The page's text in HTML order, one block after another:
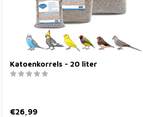
Katoenkorrels - 20 liter
€26,99